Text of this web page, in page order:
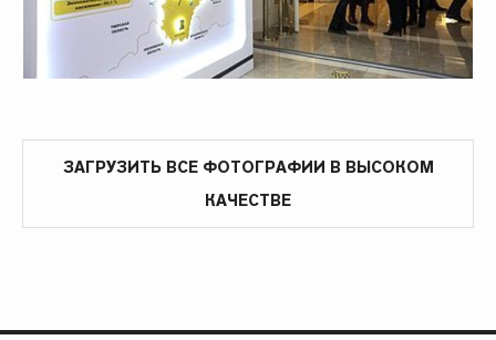
ЗАГРУЗИТЬ ВСЕ ФОТОГРАФИИ В ВЫСОКОМ
КАЧЕСТВЕ